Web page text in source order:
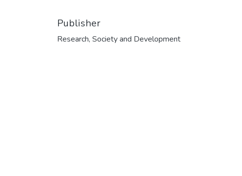
Publisher
Research, Society and Development